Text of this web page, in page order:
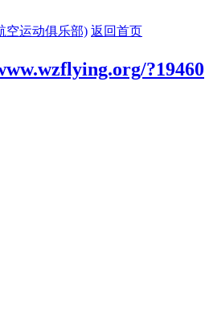
空运动俱乐部) 返回首页
?19460